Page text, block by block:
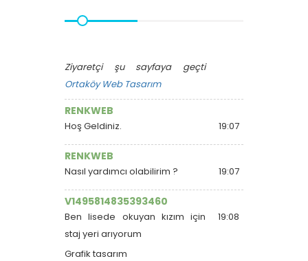
Ziyaretçi şu sayfaya geçti
Ortaköy Web Tasarım
RENKWEB
19:07
Hoş Geldiniz.
RENKWEB
19:07
Nasıl yardımcı olabilirim ?
V1495814835393460
19:08
Ben lisede okuyan kızım için
staj yeri arıyorum
Grafik tasarım